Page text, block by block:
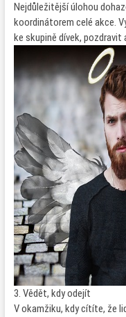
Nejdůležitější úlohou
koordinátorem celé akce.
ke skupině dívek,
3. Vědět, kdy odejít
V okamžiku, kdy cítíte, že